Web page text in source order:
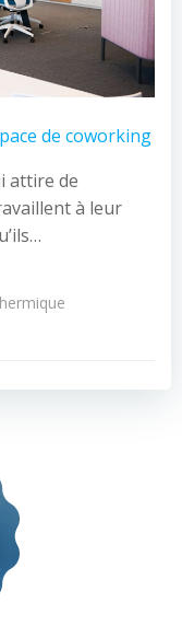
de coworking
attire de
à leur